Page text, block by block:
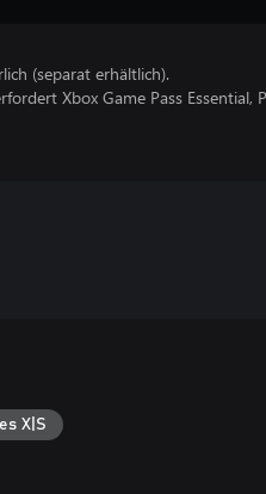
(separat erhältlich).
Xbox Game Pass Essential,
X|S